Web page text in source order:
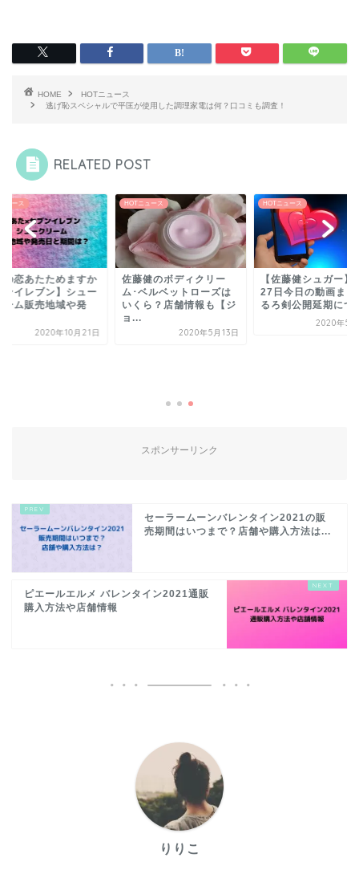
HOME
HOTニュース
逃げ恥スペシャルで平匡が使用した調理家電は何？口コミも調査！
RELATED POST
ュース
の恋あたためますか
ンイレブン】シュー
ーム販売地域や発
2020年10月21日
HOTニュース
佐藤健のボディクリー
ム･ベルベットローズは
いくら？店舗情報も【ジ
ョ...
2020年5月13日
HOTニュース
【佐藤健シュガー】
27日今日の動画まと
るろ剣公開延期につ
2020年5
スポンサーリンク
セーラームーンバレンタイン2021の販
売期間はいつまで？店舗や購入方法は...
ピエールエルメ バレンタイン2021通販
購入方法や店舗情報
りりこ